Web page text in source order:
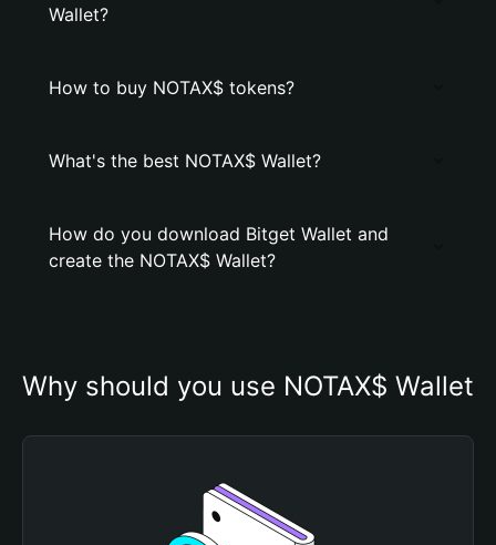
Wallet?
How to buy NOTAX$ tokens?
What's the best NOTAX$ Wallet?
How do you download Bitget Wallet and
create the NOTAX$ Wallet?
Why should you use NOTAX$ Wallet